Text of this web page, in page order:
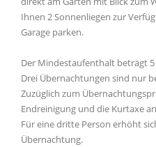
Ihnen 2 Sonnenliegen zur
Garage parken.
Der Mindestaufenthalt beträgt
Drei Übernachtungen sind nur
Zuzüglich zum
Endreinigung und die Kurtaxe
Für eine dritte Person erhöht
Übernachtung.